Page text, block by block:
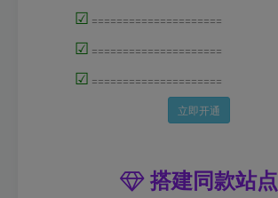
☑ =====================
☑ =====================
☑ =====================
立即开通
搭建同款站点